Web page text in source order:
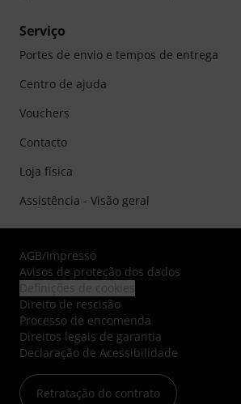
Serviço
Portes de envio e tempos de entrega
Centro de ajuda
Vouchers
Contacto
Loja física
Assistência - Visão geral
AGB/Impresso
Avisos de proteção dos dados
Direito de rescisão
Processo de encomenda
Direitos legais de garantia
Declaração de Acessibilidade
Retratação do contrato